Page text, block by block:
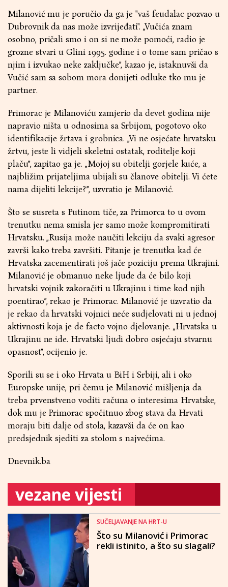
Milanović mu je poručio da ga je "vaš feudalac pozvao u
Dubrovnik da nas može izvrijeđati". „Vučića znam
osobno, pričali smo i on si ne može pomoći, radio je
grozne stvari u Glini 1995. godine i o tome sam pričao s
njim i izvukao neke zaključke”, kazao je, istaknuvši da
Vučić sam sa sobom mora donijeti odluke tko mu je
partner.
Primorac je Milanoviću zamjerio da devet godina nije
napravio ništa u odnosima sa Srbijom, pogotovo oko
identifikacije žrtava i grobnica. „Vi ne osjećate hrvatsku
žrtvu, jeste li vidjeli skeletni ostatak, roditelje koji
plaču”, zapitao ga je. „Mojoj su obitelji gorjele kuće, a
najbližim prijateljima ubijali su članove obitelji. Vi ćete
nama dijeliti lekcije?”, uzvratio je Milanović.
Što se susreta s Putinom tiče, za Primorca to u ovom
trenutku nema smisla jer samo može kompromitirati
Hrvatsku. „Rusija može naučiti lekciju da svaki agresor
završi kako treba završiti. Pitanje je trenutka kad će
Hrvatska zacementirati još jače poziciju prema Ukrajini.
Milanović je obmanuo neke ljude da će bilo koji
hrvatski vojnik zakoračiti u Ukrajinu i time kod njih
poentirao”, rekao je Primorac. Milanović je uzvratio da
je rekao da hrvatski vojnici neće sudjelovati ni u jednoj
aktivnosti koja je de facto vojno djelovanje. „Hrvatska u
Ukrajinu ne ide. Hrvatski ljudi dobro osjećaju stvarnu
opasnost”, ocijenio je.
Sporili su se i oko Hrvata u BiH i Srbiji, ali i oko
Europske unije, pri čemu je Milanović mišljenja da
treba prvenstveno voditi računa o interesima Hrvatske,
dok mu je Primorac spočitnuo zbog stava da Hrvati
moraju biti dalje od stola, kazavši da će on kao
predsjednik sjediti za stolom s najvećima.
Dnevnik.ba
vezane vijesti
SUČELJAVANJE NA HRT-U
Što su Milanović i Primorac
rekli istinito, a što su slagali?